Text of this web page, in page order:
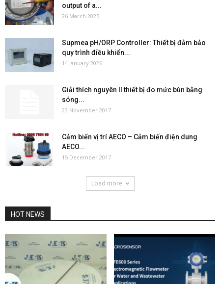
output of a...
26 March 2025
Supmea pH/ORP Controller: Thiết bị đảm bảo
quy trình điều khiển...
14 January 2026
Giải thích nguyên lí thiết bị đo mức bùn bằng
sóng...
23 November 2017
Cảm biến vị trí AECO – Cảm biến điện dung
AECO...
15 December 2017
Load more
HOT NEWS